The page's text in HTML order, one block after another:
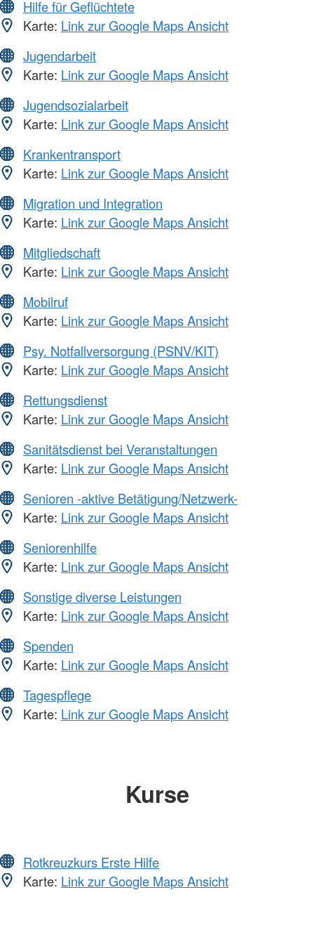
Hilfe für Geflüchtete
Karte: Link zur Google Maps Ansicht
Jugendarbeit
Karte: Link zur Google Maps Ansicht
Jugendsozialarbeit
Karte: Link zur Google Maps Ansicht
Krankentransport
Karte: Link zur Google Maps Ansicht
Migration und Integration
Karte: Link zur Google Maps Ansicht
Mitgliedschaft
Karte: Link zur Google Maps Ansicht
Mobilruf
Karte: Link zur Google Maps Ansicht
Psy. Notfallversorgung (PSNV/KIT)
Karte: Link zur Google Maps Ansicht
Rettungsdienst
Karte: Link zur Google Maps Ansicht
Sanitätsdienst bei Veranstaltungen
Karte: Link zur Google Maps Ansicht
Senioren -aktive Betätigung/Netzwerk-
Karte: Link zur Google Maps Ansicht
Seniorenhilfe
Karte: Link zur Google Maps Ansicht
Sonstige diverse Leistungen
Karte: Link zur Google Maps Ansicht
Spenden
Karte: Link zur Google Maps Ansicht
Tagespflege
Karte: Link zur Google Maps Ansicht
Kurse
Rotkreuzkurs Erste Hilfe
Karte: Link zur Google Maps Ansicht